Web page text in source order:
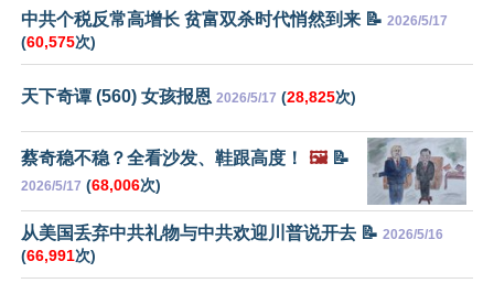
中共个税反常高增长 贫富双杀时代悄然到来 📝 2026/5/17
(60,575次)
天下奇谭 (560) 女孩报恩 2026/5/17 (28,825次)
蔡奇稳不稳？全看沙发、鞋跟高度！ 🖼️📝
2026/5/17 (68,006次)
从美国丢弃中共礼物与中共欢迎川普说开去 📝 2026/5/16
(66,991次)